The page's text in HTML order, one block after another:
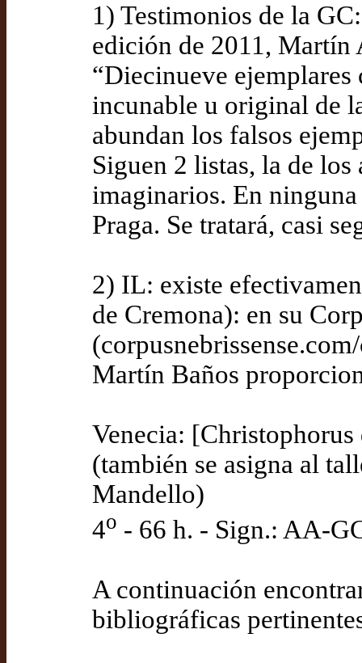
1) Testimonios de la
edición de 2011, Martín
“Diecinueve
incunable u original de
abundan los falsos
Siguen 2 listas, la de
imaginarios. En
Praga. Se tratará, casi
2) IL: existe
de Cremona): en su
Martín Baños
Venecia:
(también se asigna al
Mandello)
4o - 66 h. - Sign.: AA-
A continuación
bibliográficas